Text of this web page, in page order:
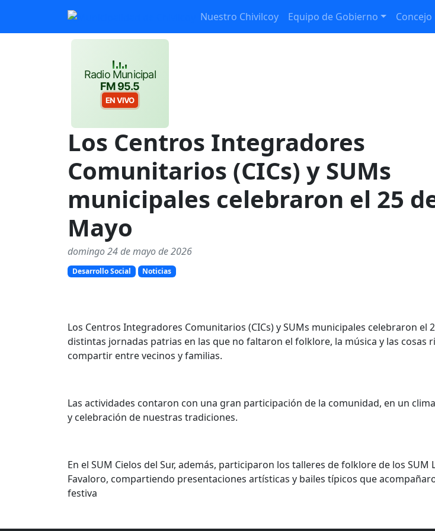
Nuestro Chivilcoy Equipo de Gobierno
Radio Municipal
FM 95.5
EN VIVO
Los Centros Integradores
Comunitarios (CICs) y SUMs
municipales celebraron el 25
Mayo
domingo 24 de mayo de 2026
Desarrollo Social Noticias
Los Centros Integradores Comunitarios (CICs) y SUMs municipales celebraron el
distintas jornadas patrias en las que no faltaron el folklore, la música y las cosas
compartir entre vecinos y familias.
Las actividades contaron con una gran participación de la comunidad, en un
y celebración de nuestras tradiciones.
En el SUM Cielos del Sur, además, participaron los talleres de folklore de los SUM
Favaloro, compartiendo presentaciones artísticas y bailes típicos que
festiva